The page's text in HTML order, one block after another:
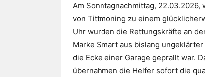
Am Sonntagnachmittag, 22.03.2026,
von Tittmoning zu einem
Uhr wurden die Rettungskräfte an
Marke Smart aus bislang
die Ecke einer Garage geprallt war.
übernahmen die Helfer sofort die